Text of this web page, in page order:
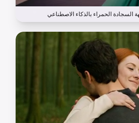
السجادة الحمراء بالذكاء الاصطناعي